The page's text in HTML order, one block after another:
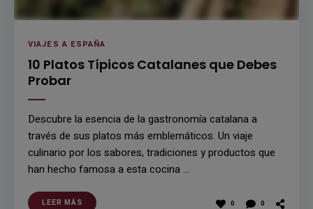
VIAJES A ESPAÑA
10 Platos Típicos Catalanes que Debes
Probar
Descubre la esencia de la gastronomía catalana a
través de sus platos más emblemáticos. Un viaje
culinario por los sabores, tradiciones y productos que
han hecho famosa a esta cocina …
LEER MÁS 0 0